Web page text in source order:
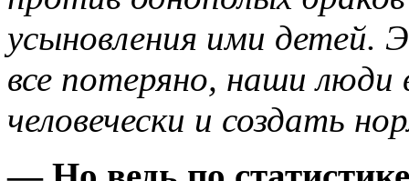
усыновления ими детей.
все потеряно, наши
человечески и создать